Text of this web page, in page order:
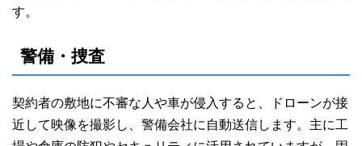
す。
警備・捜査
契約者の敷地に不審な人や車が侵入すると、ドローンが接
近して映像を撮影し、警備会社に自動送信します。主に工